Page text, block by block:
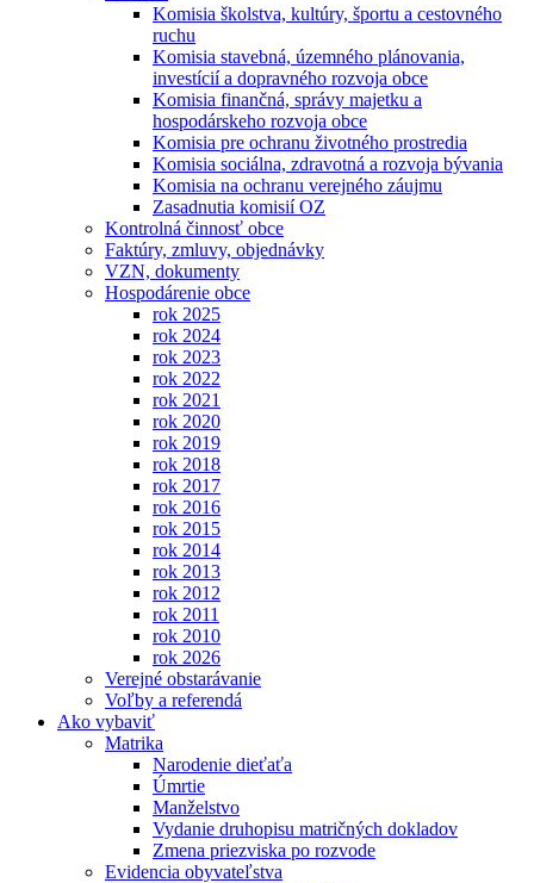
Komisia školstva, kultúry, športu a cestovného
ruchu
Komisia stavebná, územného plánovania,
investícií a dopravného rozvoja obce
Komisia finančná, správy majetku a
hospodárskeho rozvoja obce
Komisia pre ochranu životného prostredia
Komisia sociálna, zdravotná a rozvoja bývania
Komisia na ochranu verejného záujmu
Zasadnutia komisií OZ
Kontrolná činnosť obce
Faktúry, zmluvy, objednávky
VZN, dokumenty
Hospodárenie obce
rok 2025
rok 2024
rok 2023
rok 2022
rok 2021
rok 2020
rok 2019
rok 2018
rok 2017
rok 2016
rok 2015
rok 2014
rok 2013
rok 2012
rok 2011
rok 2010
rok 2026
Verejné obstarávanie
Voľby a referendá
Ako vybaviť
Matrika
Narodenie dieťaťa
Úmrtie
Manželstvo
Vydanie druhopisu matričných dokladov
Zmena priezviska po rozvode
Evidencia obyvateľstva